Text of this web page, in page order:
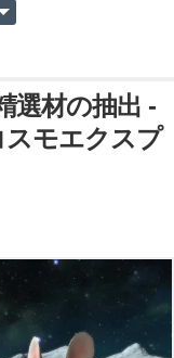
選材の抽出 -
スモエクスプ